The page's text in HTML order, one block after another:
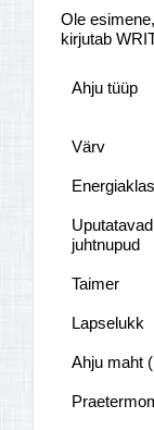
Ole
kirjutab
Ahju tüüp
Värv
Uputatavad
juhtnupud
Taimer
Lapselukk
Ahju maht